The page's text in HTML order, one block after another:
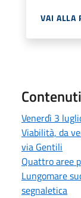
VAI ALLA
Venerdì 3
Viabilità, da
via Gentili
Quattro aree
Lungomare
segnaletica